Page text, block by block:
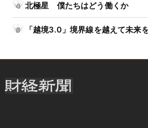
北極星 僕たちはどう働くか
「越境3.0」境界線を越えて未来